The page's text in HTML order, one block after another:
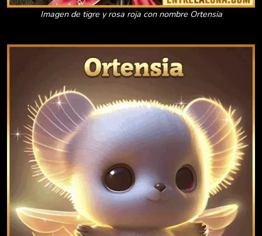
Imagen de tigre y rosa roja con nombre Ortensia